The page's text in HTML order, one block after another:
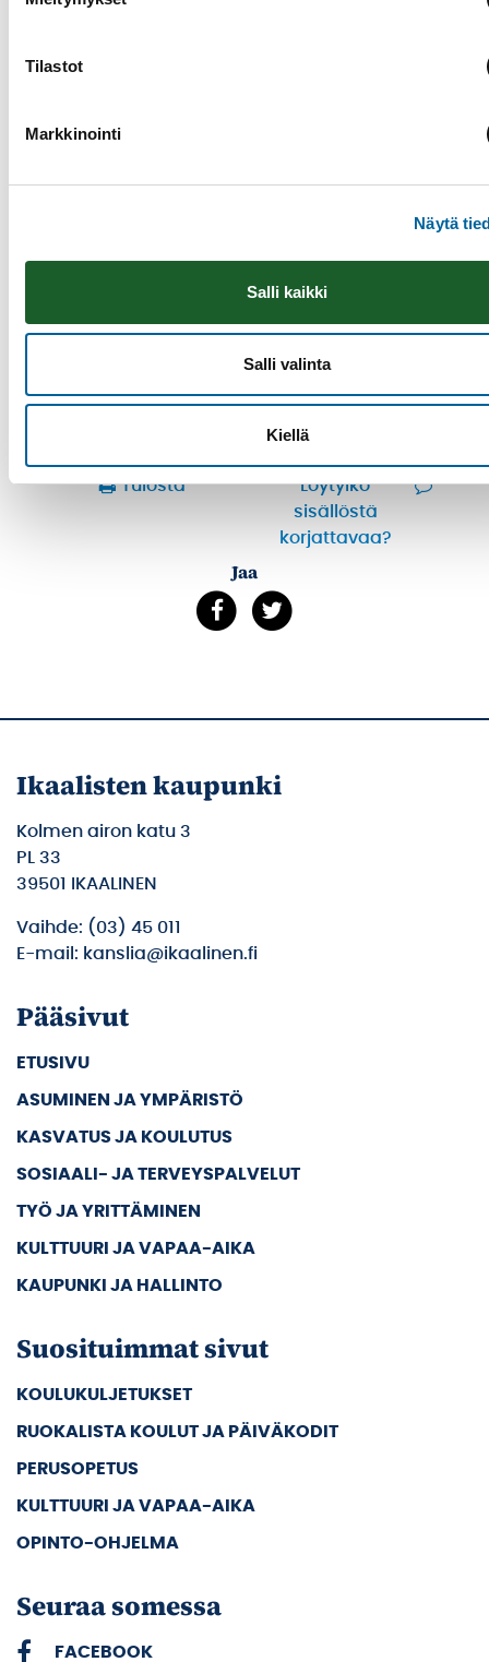
Tilastot
Markkinointi
Näytä
Salli kaikki
Salli valinta
Kiellä
Ikaalinen Spa & Resort, Huvilatie 2
Tulosta
Löytyikö
sisällöstä
korjattavaa?
Jaa
Ikaalisten kaupunki
Kolmen airon katu 3
PL 33
39501 IKAALINEN
Vaihde: (03) 45 011
E-mail: kanslia@ikaalinen.fi
Pääsivut
ETUSIVU
ASUMINEN JA YMPÄRISTÖ
KASVATUS JA KOULUTUS
SOSIAALI- JA TERVEYSPALVELUT
TYÖ JA YRITTÄMINEN
KULTTUURI JA VAPAA-AIKA
KAUPUNKI JA HALLINTO
Suosituimmat sivut
KOULUKULJETUKSET
RUOKALISTA KOULUT JA PÄIVÄKODIT
PERUSOPETUS
KULTTUURI JA VAPAA-AIKA
OPINTO-OHJELMA
Seuraa somessa
FACEBOOK